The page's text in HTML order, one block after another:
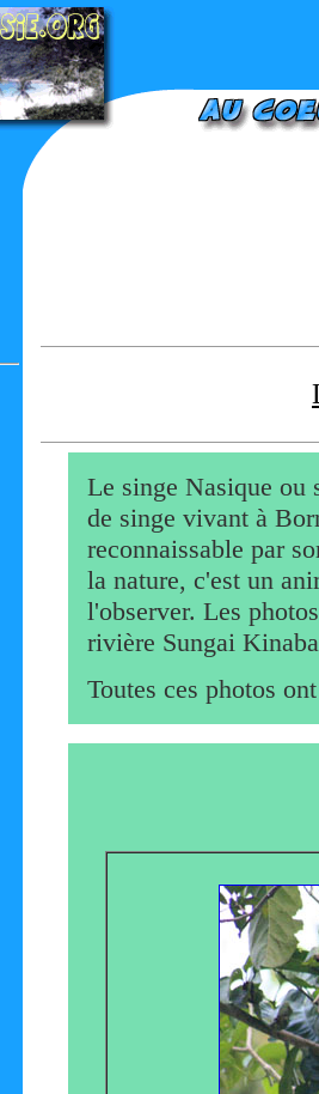
Le singe Nasique ou
de singe vivant à
reconnaissable par
la nature, c'est un
l'observer. Les
rivière Sungai
Toutes ces photos